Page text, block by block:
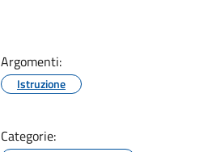
Argomenti:
Istruzione
Categorie: